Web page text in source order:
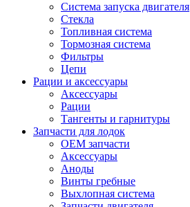
Система запуска двигателя
Стекла
Топливная система
Тормозная система
Фильтры
Цепи
Рации и аксессуары
Аксессуары
Рации
Тангенты и гарнитуры
Запчасти для лодок
OEM запчасти
Аксессуары
Аноды
Винты гребные
Выхлопная система